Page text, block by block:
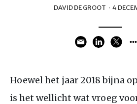
DAVID DE GROOT · 4
Hoewel het jaar 2018 bijna
is het wellicht wat vroeg